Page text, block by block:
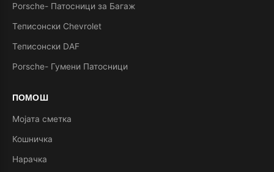
Porsche- Патосници за Багаж
Теписонски Chevrolet
Теписонски DAF
Porsche- Гумени Патосници
ПОМОШ
Мојата сметка
Кошничка
Нарачка